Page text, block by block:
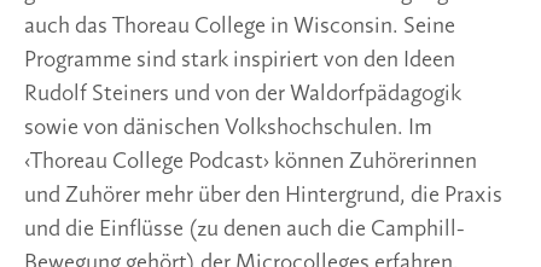
auch das Thoreau College in Wisconsin. Seine
Programme sind stark inspiriert von den Ideen
Rudolf Steiners und von der Waldorfpädagogik
sowie von dänischen Volkshochschulen. Im
‹Thoreau College Podcast› können Zuhörerinnen
und Zuhörer mehr über den Hintergrund, die Praxis
und die Einflüsse (zu denen auch die Camphill-